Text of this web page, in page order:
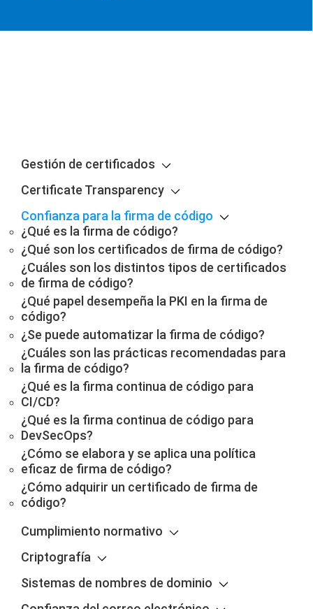
Gestión de certificados
Certificate Transparency
Confianza para la firma de código
¿Qué es la firma de código?
¿Qué son los certificados de firma de código?
¿Cuáles son los distintos tipos de certificados
de firma de código?
¿Qué papel desempeña la PKI en la firma de
código?
¿Se puede automatizar la firma de código?
¿Cuáles son las prácticas recomendadas para
la firma de código?
¿Qué es la firma continua de código para
CI/CD?
¿Qué es la firma continua de código para
DevSecOps?
¿Cómo se elabora y se aplica una política
eficaz de firma de código?
¿Cómo adquirir un certificado de firma de
código?
Cumplimiento normativo
Criptografía
Sistemas de nombres de dominio